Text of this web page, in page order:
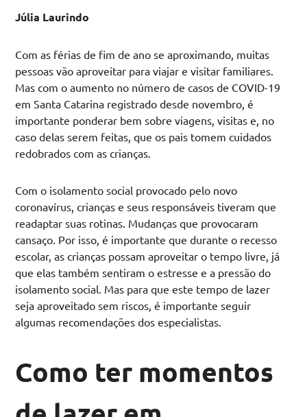
Júlia Laurindo
Com as férias de fim de ano se aproximando, muitas
pessoas vão aproveitar para viajar e visitar familiares.
Mas com o aumento no número de casos de COVID-19
em Santa Catarina registrado desde novembro, é
importante ponderar bem sobre viagens, visitas e, no
caso delas serem feitas, que os pais tomem cuidados
redobrados com as crianças.
Com o isolamento social provocado pelo novo
coronavírus, crianças e seus responsáveis tiveram que
readaptar suas rotinas. Mudanças que provocaram
cansaço. Por isso, é importante que durante o recesso
escolar, as crianças possam aproveitar o tempo livre, já
que elas também sentiram o estresse e a pressão do
isolamento social. Mas para que este tempo de lazer
seja aproveitado sem riscos, é importante seguir
algumas recomendações dos especialistas.
Como ter momentos